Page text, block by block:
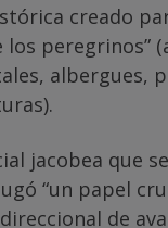
creado
los peregrinos”
albergues,
jacobea que
“un papel
de